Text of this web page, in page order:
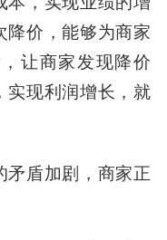
降价，能够为商家
让商家发现降价
实现利润增长，就
矛盾加剧，商家正